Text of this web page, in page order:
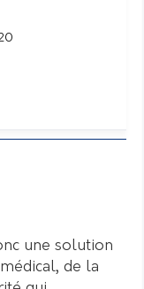
une solution
de la